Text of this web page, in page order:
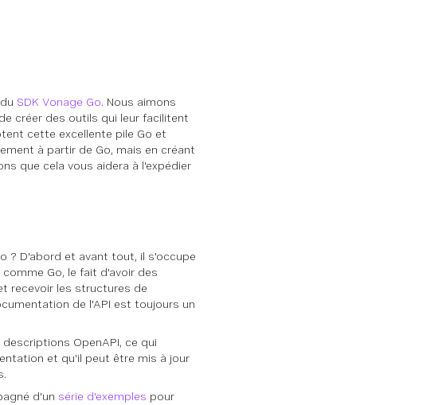
SDK Vonage Go. Nous aimons
créer des outils qui leur facilitent
cette excellente pile Go et
à partir de Go, mais en créant
que cela vous aidera à l'expédier
? D'abord et avant tout, il s'occupe
Go, le fait d'avoir des
recevoir les structures de
de l'API est toujours un
OpenAPI, ce qui
et qu'il peut être mis à jour
d'un série d'exemples pour